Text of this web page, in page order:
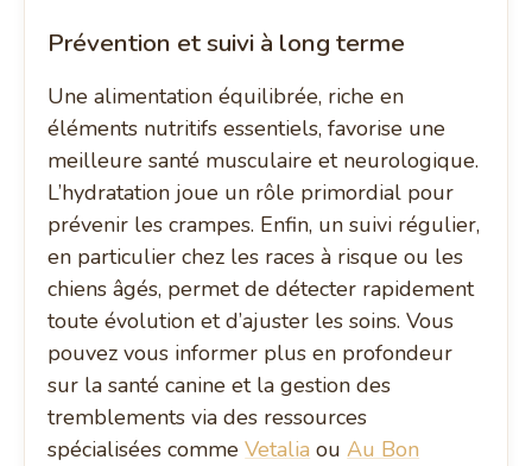
Prévention et suivi à long terme
Une alimentation équilibrée, riche en
éléments nutritifs essentiels, favorise une
meilleure santé musculaire et neurologique.
L’hydratation joue un rôle primordial pour
prévenir les crampes. Enfin, un suivi régulier,
en particulier chez les races à risque ou les
chiens âgés, permet de détecter rapidement
toute évolution et d’ajuster les soins. Vous
pouvez vous informer plus en profondeur
sur la santé canine et la gestion des
tremblements via des ressources
spécialisées commeVetalia ouAu Bon